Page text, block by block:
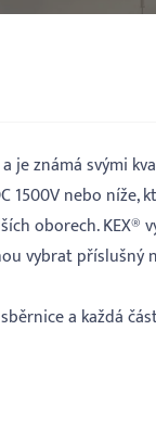
je známá svými
nebo níže,
oborech. KEX®
vybrat
a každá